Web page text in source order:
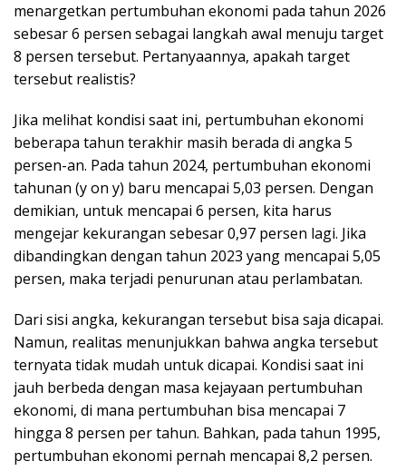
menargetkan pertumbuhan ekonomi pada tahun 2026
sebesar 6 persen sebagai langkah awal menuju target
8 persen tersebut. Pertanyaannya, apakah target
tersebut realistis?
Jika melihat kondisi saat ini, pertumbuhan ekonomi
beberapa tahun terakhir masih berada di angka 5
persen-an. Pada tahun 2024, pertumbuhan ekonomi
tahunan (y on y) baru mencapai 5,03 persen. Dengan
demikian, untuk mencapai 6 persen, kita harus
mengejar kekurangan sebesar 0,97 persen lagi. Jika
dibandingkan dengan tahun 2023 yang mencapai 5,05
persen, maka terjadi penurunan atau perlambatan.
Dari sisi angka, kekurangan tersebut bisa saja dicapai.
Namun, realitas menunjukkan bahwa angka tersebut
ternyata tidak mudah untuk dicapai. Kondisi saat ini
jauh berbeda dengan masa kejayaan pertumbuhan
ekonomi, di mana pertumbuhan bisa mencapai 7
hingga 8 persen per tahun. Bahkan, pada tahun 1995,
pertumbuhan ekonomi pernah mencapai 8,2 persen.